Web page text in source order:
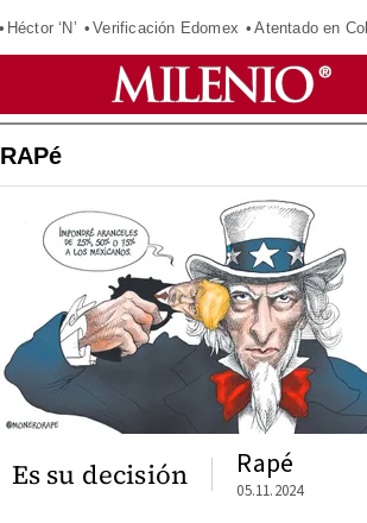
Héctor ‘N’ Verificación Edomex Atentado en
RAPé
Es su decisión Rapé
05.11.2024